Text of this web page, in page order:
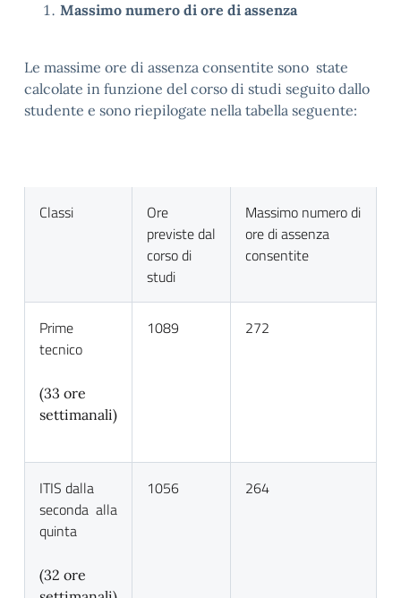
Massimo numero di ore di assenza
Le massime ore di assenza consentite sono state
calcolate in funzione del corso di studi seguito dallo
studente e sono riepilogate nella tabella seguente:
Classi
Ore
previste dal
corso di
studi
Massimo numero di
ore di assenza
consentite
Prime
tecnico
(33 ore
settimanali)
1089 272
ITIS dalla
seconda alla
quinta
(32 ore
1056 264